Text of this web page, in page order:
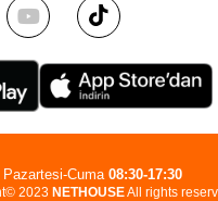
2023 NETHOUSEAll rights
Pazartesi-Cuma 08:30-17:30